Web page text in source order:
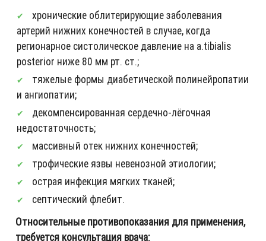
хронические облитерирующие заболевания
артерий нижних конечностей в случае, когда
регионарное систолическое давление на a.tibialis
posterior ниже 80 мм рт. ст.;
тяжелые формы диабетической полинейропатии
и ангиопатии;
декомпенсированная сердечно-лёгочная
недостаточность;
массивный отек нижних конечностей;
трофические язвы невенозной этиологии;
острая инфекция мягких тканей;
септический флебит.
Относительные противопоказания для применения,
требуется консультация врача: